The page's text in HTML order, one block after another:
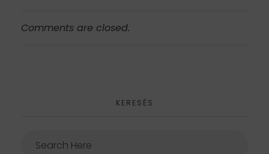
Comments are closed.
KERESÉS